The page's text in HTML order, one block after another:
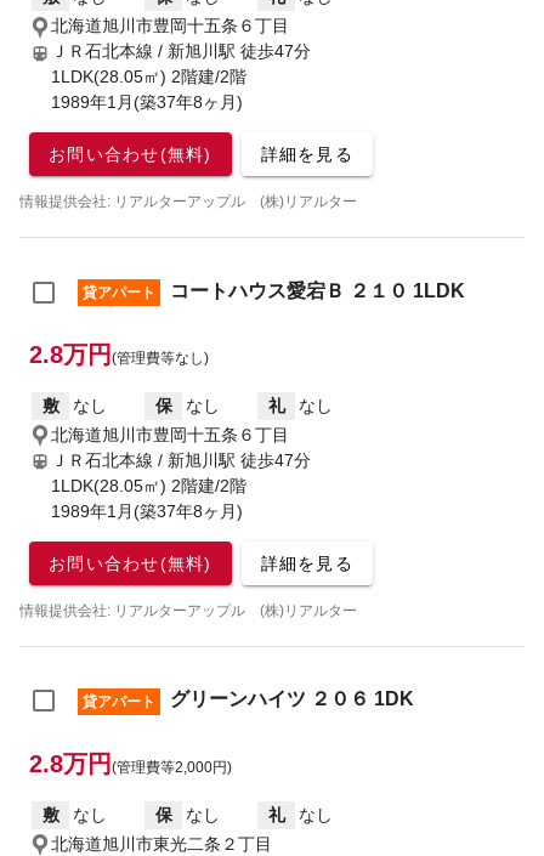
北海道旭川市豊岡十五条６丁目
ＪＲ石北本線 / 新旭川駅 徒歩47分
1LDK(28.05㎡) 2階建/2階
1989年1月(築37年8ヶ月)
お問い合わせ(無料) 詳細を見る
情報提供会社: リアルターアップル (株)リアルター
貸アパート コートハウス愛宕Ｂ ２１０ 1LDK
2.8万円 (管理費等なし)
敷 なし 保 なし 礼
なし
北海道旭川市豊岡十五条６丁目
ＪＲ石北本線 / 新旭川駅 徒歩47分
1LDK(28.05㎡) 2階建/2階
1989年1月(築37年8ヶ月)
お問い合わせ(無料) 詳細を見る
情報提供会社: リアルターアップル (株)リアルター
貸アパート グリーンハイツ ２０６ 1DK
2.8万円 (管理費等2,000円)
敷 なし 保 なし 礼
なし
北海道旭川市東光二条２丁目